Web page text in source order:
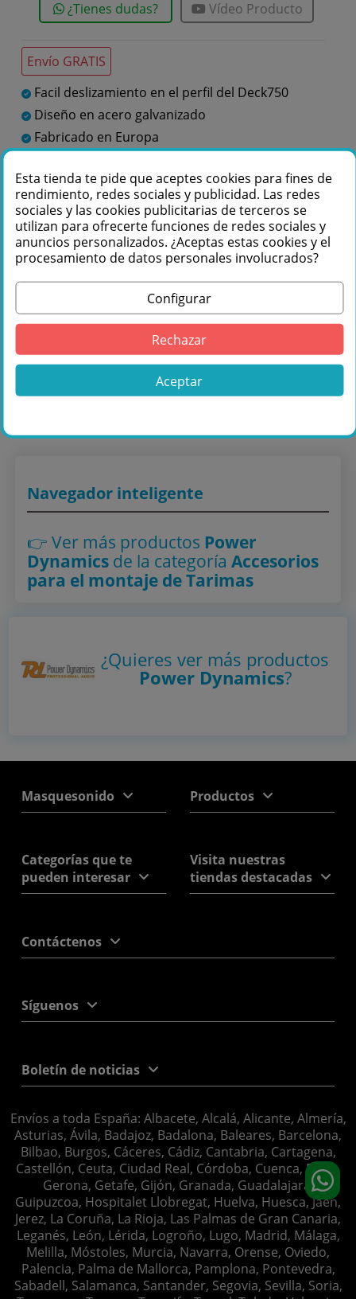
Envío GRATIS
Facil deslizamiento en el perfil del Deck750
Diseño en acero galvanizado
Fabricado en Europa
Te podemos ayudar
+34 976 36 61 60
¿Tienes dudas? Vídeo Producto
Comprar Power Dynamics 750STI Soporte
de insercion en tarima, Set de 4 piezas
182128 en Másquesonido con envío rápido
Navegador inteligente
👉 Ver más productos Power
Dynamicsde la categoría Accesorios
para el montaje de Tarimas
¿Quieres ver más productos
Power Dynamics?
Masquesonido Productos
Categorías que te
pueden interesar
Visita nuestras
tiendas destacadas
Contáctenos
Síguenos
Boletín de noticias
Envíos a toda España: Albacete, Alcalá, Alicante, Almería,
Asturias, Ávila, Badajoz, Badalona, Baleares, Barcelona,
Bilbao, Burgos, Cáceres, Cádiz, Cantabria, Cartagena,
Castellón, Ceuta, Ciudad Real, Córdoba, Cuenca, Elche,
Gerona, Getafe, Gijón, Granada, Guadalajara,
Guipuzcoa, Hospitalet Llobregat, Huelva, Huesca, Jaén,
Jerez, La Coruña, La Rioja, Las Palmas de Gran Canaria,
Leganés, León, Lérida, Logroño, Lugo, Madrid, Málaga,
Melilla, Móstoles, Murcia, Navarra, Orense, Oviedo,
Palencia, Palma de Mallorca, Pamplona, Pontevedra,
Sabadell, Salamanca, Santander, Segovia, Sevilla, Soria,
Esta tienda te pide que aceptes cookies para fines de
rendimiento, redes sociales y publicidad. Las redes
sociales y las cookies publicitarias de terceros se
utilizan para ofrecerte funciones de redes sociales y
anuncios personalizados. ¿Aceptas estas cookies y el
procesamiento de datos personales involucrados?
Configurar
Rechazar
Aceptar